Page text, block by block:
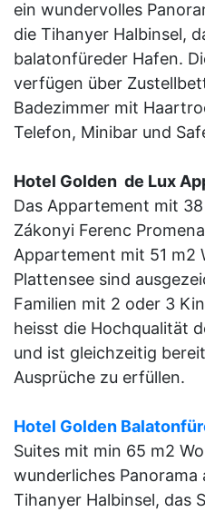
ein wundervolles
die Tihanyer Halbinsel,
balatonfüreder Hafen.
verfügen über
Badezimmer mit
Telefon, Minibar und
Hotel Golden de Lux
Das Appartement mit
Zákonyi Ferenc
Appartement mit 51 m2
Plattensee sind
Familien mit 2 oder 3
heisst die Hochqualität
und ist gleichzeitig
Ausprüche zu erfüllen.
Hotel Golden
Suites mit min 65 m2
wunderliches Panorama
Tihanyer Halbinsel, das